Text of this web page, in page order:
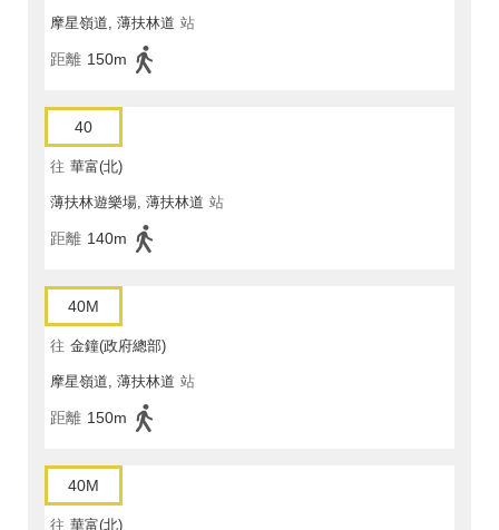
摩星嶺道, 薄扶林道 站
距離 150m
40
往 華富(北)
薄扶林遊樂場, 薄扶林道 站
距離 140m
40M
往 金鐘(政府總部)
摩星嶺道, 薄扶林道 站
距離 150m
40M
往 華富(北)